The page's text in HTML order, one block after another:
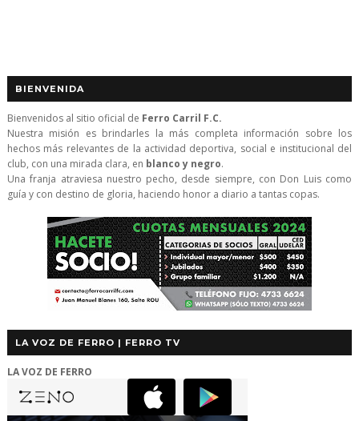
BIENVENIDA
Bienvenidos al sitio oficial de Ferro Carril F.C.
Nuestra misión es brindarles la más completa información sobre los
hechos más relevantes de la actividad deportiva, social e institucional del
club, con una mirada clara, en blanco y negro.
Una franja atraviesa nuestro pecho, desde siempre, con Don Luis como
guía y con destino de gloria, haciendo honor a diario a tantas copas.
LA VOZ DE FERRO | FERRO TV
LA VOZ DE FERRO